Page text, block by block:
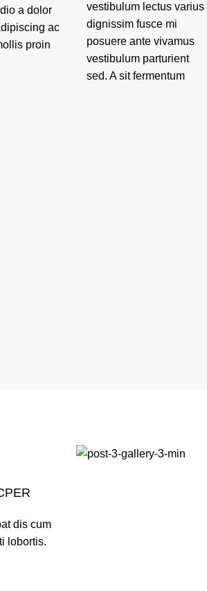
vestibulum lectus varius
dignissim fusce mi
posuere ante vivamus
vestibulum parturient
sed. A sit fermentum
dis cum
lobortis.